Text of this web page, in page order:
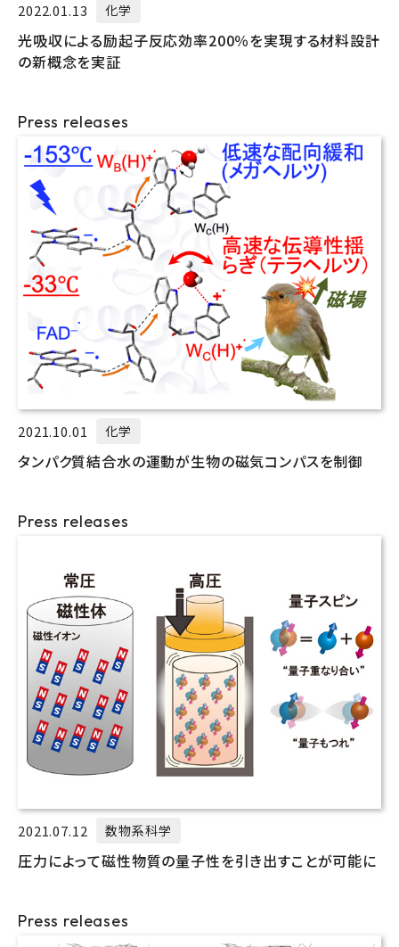
2022.01.13 化学
光吸収による励起子反応効率200％を実現する材料設計
の新概念を実証
Press releases
2021.10.01 化学
タンパク質結合水の運動が生物の磁気コンパスを制御
Press releases
2021.07.12 数物系科学
圧力によって磁性物質の量子性を引き出すことが可能に
Press releases